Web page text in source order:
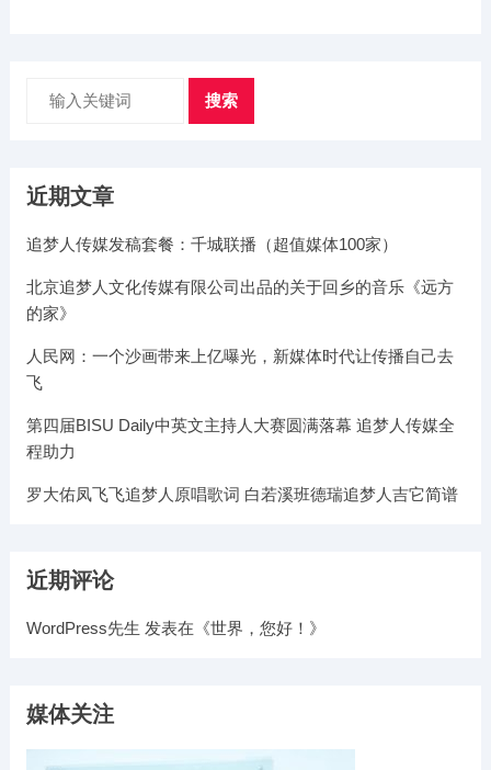
搜索
近期文章
追梦人传媒发稿套餐：千城联播（超值媒体100家）
北京追梦人文化传媒有限公司出品的关于回乡的音乐《远方
的家》
人民网：一个沙画带来上亿曝光，新媒体时代让传播自己去
飞
第四届BISU Daily中英文主持人大赛圆满落幕 追梦人传媒全
程助力
罗大佑凤飞飞追梦人原唱歌词 白若溪班德瑞追梦人吉它简谱
近期评论
WordPress先生 发表在《世界，您好！ 》
媒体关注